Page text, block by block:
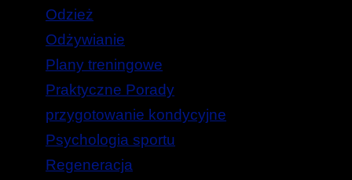
Odzież
Odżywianie
Plany treningowe
Praktyczne Porady
przygotowanie kondycyjne
Psychologia sportu
Regeneracja